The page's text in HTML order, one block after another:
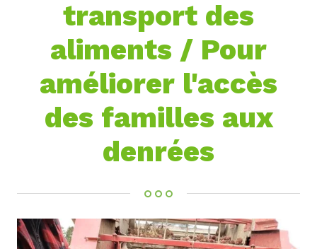
transport des
aliments / Pour
améliorer l'accès
des familles aux
denrées